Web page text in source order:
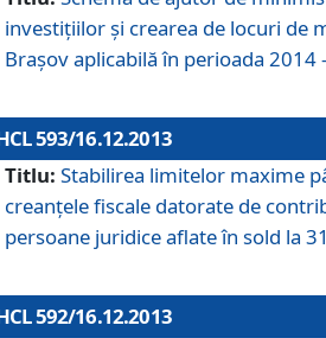
investiţiilor şi crearea de locuri de
Braşov aplicabilă în perioada 2014
593/16.12.2013
Titlu: Stabilirea limitelor maxime
creanţele fiscale datorate de
persoane juridice aflate în sold la
592/16.12.2013